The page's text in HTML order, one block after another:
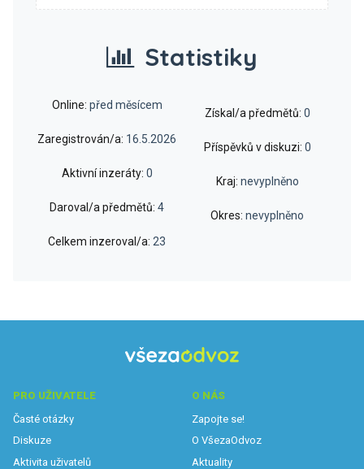
Statistiky
Online: před měsícem
Zaregistrován/a: 16.5.2026
Aktivní inzeráty: 0
Daroval/a předmětů: 4
Celkem inzeroval/a: 23
Získal/a předmětů: 0
Příspěvků v diskuzi: 0
Kraj: nevyplněno
Okres: nevyplněno
PRO UŽIVATELE
Časté otázky
Diskuze
Aktivita uživatelů
O NÁS
Zapojte se!
O VšezaOdvoz
Aktuality